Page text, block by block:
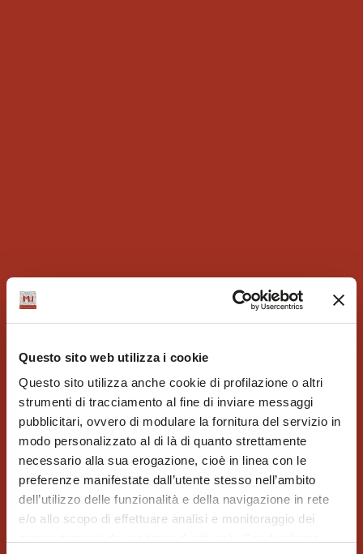
Questo sito web utilizza i cookie
Questo sito utilizza anche cookie di profilazione o altri
strumenti di tracciamento al fine di inviare messaggi
pubblicitari, ovvero di modulare la fornitura del servizio in
modo personalizzato al di là di quanto strettamente
necessario alla sua erogazione, cioè in linea con le
preferenze manifestate dall’utente stesso nell’ambito
dell’utilizzo delle funzionalità e della navigazione in rete
e/o allo scopo di effettuare analisi e monitoraggio dei